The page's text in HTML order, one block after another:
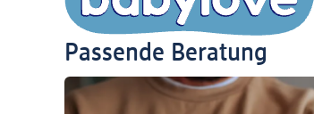
Passende Beratung